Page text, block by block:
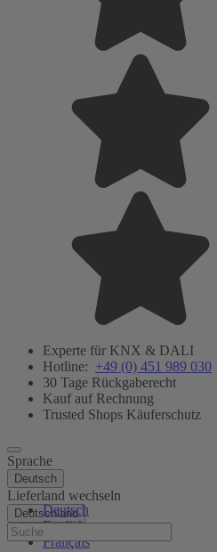
Experte für KNX & DALI
Hotline: +49 (0) 451 989 030
30 Tage Rückgaberecht
Kauf auf Rechnung
Trusted Shops Käuferschutz
Sprache
Deutsch
Deutsch
English
Français
Lieferland wechseln
Deutschland
Hilfe